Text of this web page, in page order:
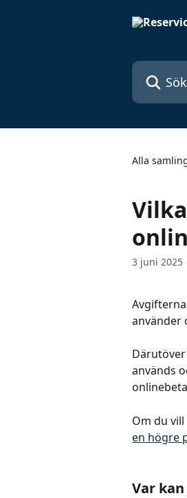
Sök bland
Alla
3 juni 2025
använder
används
Om du
en högre
Var